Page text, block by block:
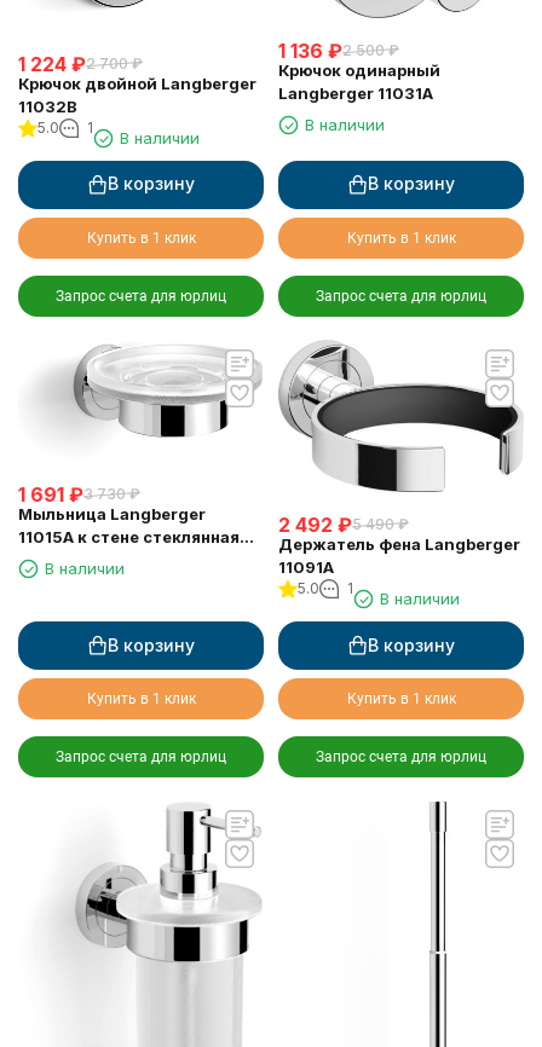
1 224 ₽2 700 ₽
Крючок двойной Langberger
11032B
5.0 1
В наличии
В корзину
Купить в 1 клик
Запрос счета для юрлиц
1 136 ₽2 500 ₽
Крючок одинарный
Langberger 11031A
В наличии
В корзину
Купить в 1 клик
Запрос счета для юрлиц
1 691 ₽3 730 ₽
Мыльница Langberger
11015A к стене стеклянная
круглаяВ наличии
В корзину
Купить в 1 клик
Запрос счета для юрлиц
2 492 ₽5 490 ₽
Держатель фена Langberger
11091A
5.0 1
В наличии
В корзину
Купить в 1 клик
Запрос счета для юрлиц